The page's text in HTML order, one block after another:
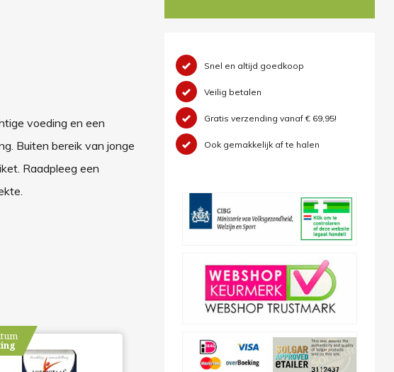
voeding en een
Buiten bereik van jonge
Raadpleeg een
Snel en altijd goedkoop
Veilig betalen
Gratis verzending vanaf € 69,95!
Ook gemakkelijk af te halen